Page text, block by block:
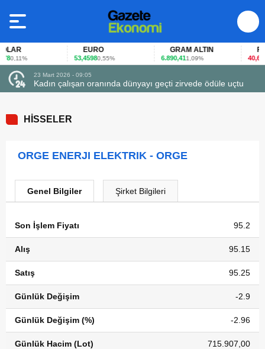
0,11%
EURO
53,45980,55%
GRAM ALTIN
6.890,411,09%
FAİZ
40,65-
23 Mart 2026 - 09:05
Kadın çalışan oranında dünyayı geçti zirvede ödüle uçtu
HİSSELER
ORGE ENERJI ELEKTRIK - ORGE
Genel Bilgiler Şirket Bilgileri
Son İşlem Fiyatı 95.2
Alış 95.15
Satış 95.25
Günlük Değişim -2.9
Günlük Değişim (%) -2.96
Günlük Hacim (Lot) 715.907,00